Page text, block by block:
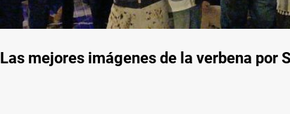
Las mejores imágenes de la verbena por